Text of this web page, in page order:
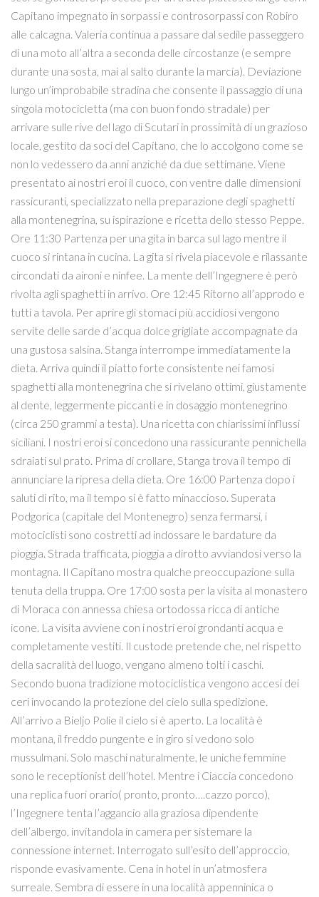
Capitano impegnato in sorpassi e controsorpassi con Robiro
alle calcagna. Valeria continua a passare dal sedile passeggero
di una moto all’altra a seconda delle circostanze (e sempre
durante una sosta, mai al salto durante la marcia). Deviazione
lungo un’improbabile stradina che consente il passaggio di una
singola motocicletta (ma con buon fondo stradale) per
arrivare sulle rive del lago di Scutari in prossimità di un grazioso
locale, gestito da soci del Capitano, che lo accolgono come se
non lo vedessero da anni anziché da due settimane. Viene
presentato ai nostri eroi il cuoco, con ventre dalle dimensioni
rassicuranti, specializzato nella preparazione degli spaghetti
alla montenegrina, su ispirazione e ricetta dello stesso Peppe.
Ore 11:30 Partenza per una gita in barca sul lago mentre il
cuoco si rintana in cucina. La gita si rivela piacevole e rilassante
circondati da aironi e ninfee. La mente dell’Ingegnere è però
rivolta agli spaghetti in arrivo. Ore 12:45 Ritorno all’approdo e
tutti a tavola. Per aprire gli stomaci più accidiosi vengono
servite delle sarde d’acqua dolce grigliate accompagnate da
una gustosa salsina. Stanga interrompe immediatamente la
dieta. Arriva quindi il piatto forte consistente nei famosi
spaghetti alla montenegrina che si rivelano ottimi, giustamente
al dente, leggermente piccanti e in dosaggio montenegrino
(circa 250 grammi a testa). Una ricetta con chiarissimi influssi
siciliani. I nostri eroi si concedono una rassicurante pennichella
sdraiati sul prato. Prima di crollare, Stanga trova il tempo di
annunciare la ripresa della dieta. Ore 16:00 Partenza dopo i
saluti di rito, ma il tempo si è fatto minaccioso. Superata
Podgorica (capitale del Montenegro) senza fermarsi, i
motociclisti sono costretti ad indossare le bardature da
pioggia. Strada trafficata, pioggia a dirotto avviandosi verso la
montagna. Il Capitano mostra qualche preoccupazione sulla
tenuta della truppa. Ore 17:00 sosta per la visita al monastero
di Moraca con annessa chiesa ortodossa ricca di antiche
icone. La visita avviene con i nostri eroi grondanti acqua e
completamente vestiti. Il custode pretende che, nel rispetto
della sacralità del luogo, vengano almeno tolti i caschi.
Secondo buona tradizione motociclistica vengono accesi dei
ceri invocando la protezione del cielo sulla spedizione.
All’arrivo a Bieljo Polie il cielo si è aperto. La località è
montana, il freddo pungente e in giro si vedono solo
mussulmani. Solo maschi naturalmente, le uniche femmine
sono le receptionist dell’hotel. Mentre i Ciaccia concedono
una replica fuori orario( pronto, pronto….cazzo porco),
l’Ingegnere tenta l’aggancio alla graziosa dipendente
dell’albergo, invitandola in camera per sistemare la
connessione internet. Interrogato sull’esito dell’approccio,
risponde evasivamente. Cena in hotel in un’atmosfera
surreale. Sembra di essere in una località appenninica o